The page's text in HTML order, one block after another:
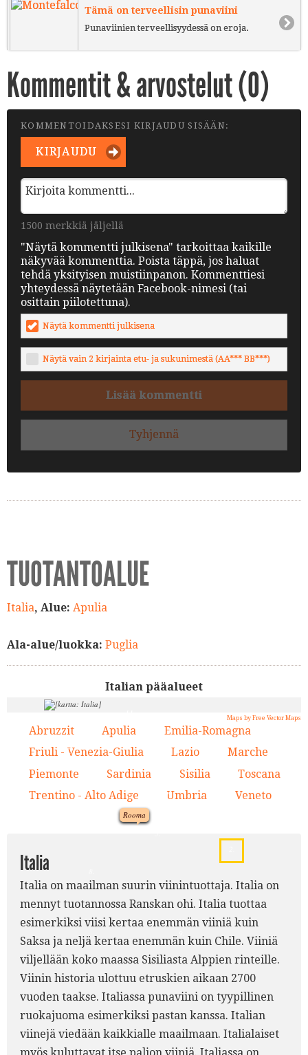
Tämä on terveellisin punaviini
Punaviinien terveellisyydessä on eroja.
Kommentit & arvostelut (0)
KOMMENTOIDAKSESI KIRJAUDU SISÄÄN:
KIRJAUDU
1500 merkkiä jäljellä
"Näytä kommentti julkisena" tarkoittaa kaikille
näkyvää kommenttia. Poista täppä, jos haluat
tehdä yksityisen muistiinpanon. Kommenttiesi
yhteydessä näytetään Facebook-nimesi (tai
osittain piilotettuna).
Näytä kommentti julkisena
Näytä vain 2 kirjainta etu- ja sukunimestä (AA*** BB***)
Lisää kommentti
Tyhjennä
TUOTANTOALUE
Italia, Alue: Apulia
Ala-alue/luokka: Puglia
Italian pääalueet
Rooma
6.
7.
10.
13.
Maps by Free Vector Maps
Abruzzit Apulia Emilia-Romagna
Friuli - Venezia-Giulia Lazio Marche
Piemonte Sardinia Sisilia Toscana
Trentino - Alto Adige Umbria Veneto
Italia
Italia on maailman suurin viinintuottaja. Italia on
mennyt tuotannossa Ranskan ohi. Italia tuottaa
esimerkiksi viisi kertaa enemmän viiniä kuin
Saksa ja neljä kertaa enemmän kuin Chile. Viiniä
viljellään koko maassa Sisiliasta Alppien rinteille.
Viinin historia ulottuu etruskien aikaan 2700
vuoden taakse. Italiassa punaviini on tyypillinen
ruokajuoma esimerkiksi pastan kanssa. Italian
viinejä viedään kaikkialle maailmaan. Italialaiset
myös kuluttavat itse paljon viiniä. Italiassa on